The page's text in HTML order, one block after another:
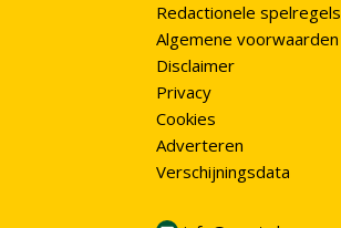
Redactionele spelregels
Algemene voorwaarden
Disclaimer
Privacy
Cookies
Adverteren
Verschijningsdata